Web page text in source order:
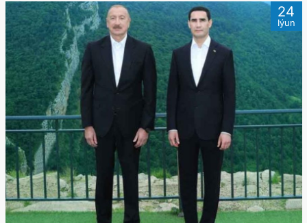
TÜRKMENISTAN
KONSULLYK HYZMATLARY
DIM
TÜRKMEN RAÝATLARY ÜÇIN BILDIRIŞ
ARAGATNAŞYK
24
Iýun